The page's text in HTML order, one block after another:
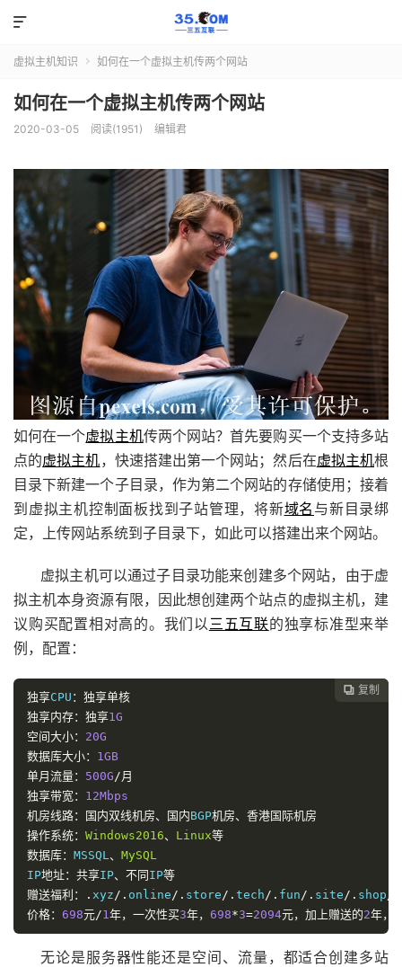

虚拟主机知识  如何在一个虚拟主机传两个网站
如何在一个虚拟主机传两个网站
2020-03-05 阅读(1951) 编辑君
如何在一个虚拟主机传两个网站？首先要购买一个支持多站
点的虚拟主机，快速搭建出第一个网站；然后在虚拟主机根
目录下新建一个子目录，作为第二个网站的存储使用；接着
到虚拟主机控制面板找到子站管理，将新域名 与新目录绑
定，上传网站系统到子目录下，如此可以搭建出来个网站。
虚拟主机可以通过子目录功能来创建多个网站，由于虚
拟主机本身资源有限，因此想创建两个站点的虚拟主机，建
议购买配置相对高的。我们以 三五互联的独享标准型来举
例，配置：
 复制
独享CPU ：独享单核
独享内存：独享1G
空间大小： 20G
数据库大小： 1GB
单月流量： 500G /月
独享带宽： 12Mbps
机房线路：国内双线机房、国内BGP机房、香港国际机房
操作系统： Windows2016、 Linux等
数据库： MSSQL 、 MySQL
IP地址：共享IP、不同IP等
赠送福利：. xyz /. online /. store /. tech /. fun /. site /. shop
价格： 698元/1 年，一次性买3年， 698*3=2094元，加上赠送的2年，
无论是服务器性能还是空间、流量，都适合创建多站